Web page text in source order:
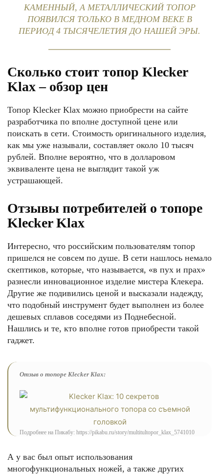
КАМЕННЫЙ, А МЕТАЛЛИЧЕСКИЙ ТОПОР
ПОЯВИЛСЯ ТОЛЬКО В МЕДНОМ ВЕКЕ В
ПЕРИОД 4 ТЫСЯЧЕЛЕТИЯ ДО НАШЕЙ ЭРЫ.
Сколько стоит топор Klecker
Klax – обзор цен
Топор Klecker Klax можно приобрести на сайте
разработчика по вполне доступной цене или
поискать в сети. Стоимость оригинального изделия,
как мы уже называли, составляет около 10 тысяч
рублей. Вполне вероятно, что в долларовом
эквиваленте цена не выглядит такой уж
устрашающей.
Отзывы потребителей о топоре
Klecker Klax
Интересно, что российским пользователям топор
пришелся не совсем по душе. В сети нашлось немало
скептиков, которые, что называется, «в пух и прах»
разнесли инновационное изделие мистера Клекера.
Другие же подивились ценой и высказали надежду,
что подобный инструмент будет выполнен из более
дешевых сплавов соседями из Поднебесной.
Нашлись и те, кто вполне готов приобрести такой
гаджет.
Отзыв о топоре Klecker Klax:
Подробнее на Пикабу: https://pikabu.ru/story/multitultopor_klax_5741010
А у вас был опыт использования
многофункциональных ножей, а также других